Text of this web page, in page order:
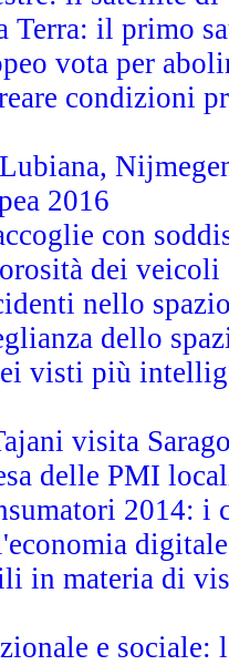
Terra: il primo
vota per
condizioni
2016
con
dei veicoli
nello
dello
visti più
visita
delle PMI
2014:
digitale
in materia di
e